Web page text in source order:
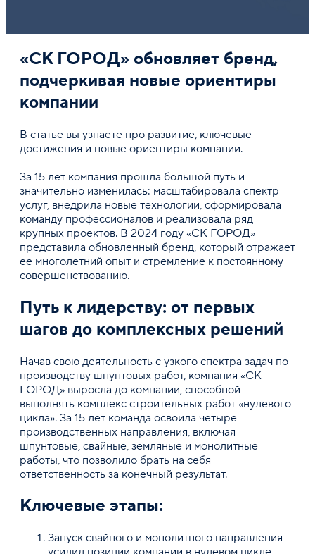
Буронабивные сваи
Комментарий
Прикрепить файл
Оставляя заявку вы соглашаетесь с Политикой
«СК ГОРОД» обновляет бренд,
подчеркивая новые ориентиры
компании
В статье вы узнаете про развитие, ключевые
достижения и новые ориентиры компании.
За 15 лет компания прошла большой путь и
значительно изменилась: масштабировала спектр
услуг, внедрила новые технологии, сформировала
команду профессионалов и реализовала ряд
крупных проектов. В 2024 году «СК ГОРОД»
представила обновленный бренд, который отражает
ее многолетний опыт и стремление к постоянному
совершенствованию.
Путь к лидерству: от первых
шагов до комплексных решений
Начав свою деятельность с узкого спектра задач по
производству шпунтовых работ, компания «СК
ГОРОД» выросла до компании, способной
выполнять комплекс строительных работ «нулевого
цикла». За 15 лет команда освоила четыре
производственных направления, включая
шпунтовые, свайные, земляные и монолитные
работы, что позволило брать на себя
ответственность за конечный результат.
Ключевые этапы:
Запуск свайного и монолитного направления